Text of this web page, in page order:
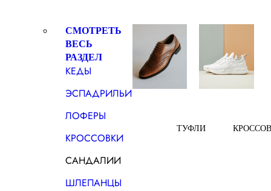
СМОТРЕТЬ
ВЕСЬ
РАЗДЕЛ
КЕДЫ
ЭСПАДРИЛЬИ
ЛОФЕРЫ
КРОССОВКИ
САНДАЛИИ
ШЛЕПАНЦЫ
ТУФЛИ